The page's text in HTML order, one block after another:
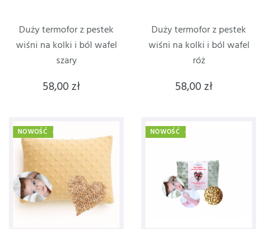
Duży termofor z pestek
wiśni na kolki i ból wafel
szary
58,00 zł
Duży termofor z pestek
wiśni na kolki i ból wafel
róż
58,00 zł
NOWOŚĆ NOWOŚĆ